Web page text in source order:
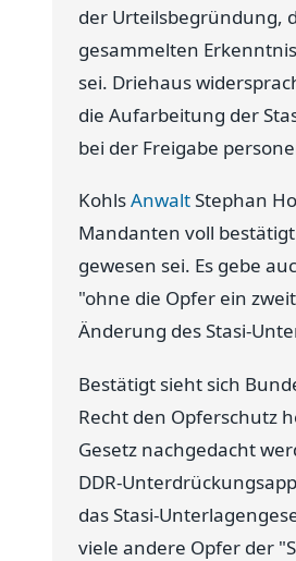
der Urteilsbegründung,
gesammelten
sei. Driehaus
die Aufarbeitung der
bei der Freigabe
KohlsAnwaltStephan
Mandanten voll
gewesen sei. Es gebe
"ohne die Opfer ein
Änderung des Stasi-
Bestätigt sieht sich
Recht den Opferschutz
Gesetz nachgedacht
DDR-
das Stasi-
viele andere Opfer der